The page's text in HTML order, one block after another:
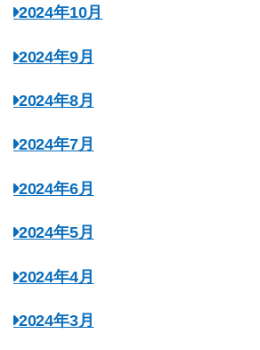
2024年10月
2024年9月
2024年8月
2024年7月
2024年6月
2024年5月
2024年4月
2024年3月